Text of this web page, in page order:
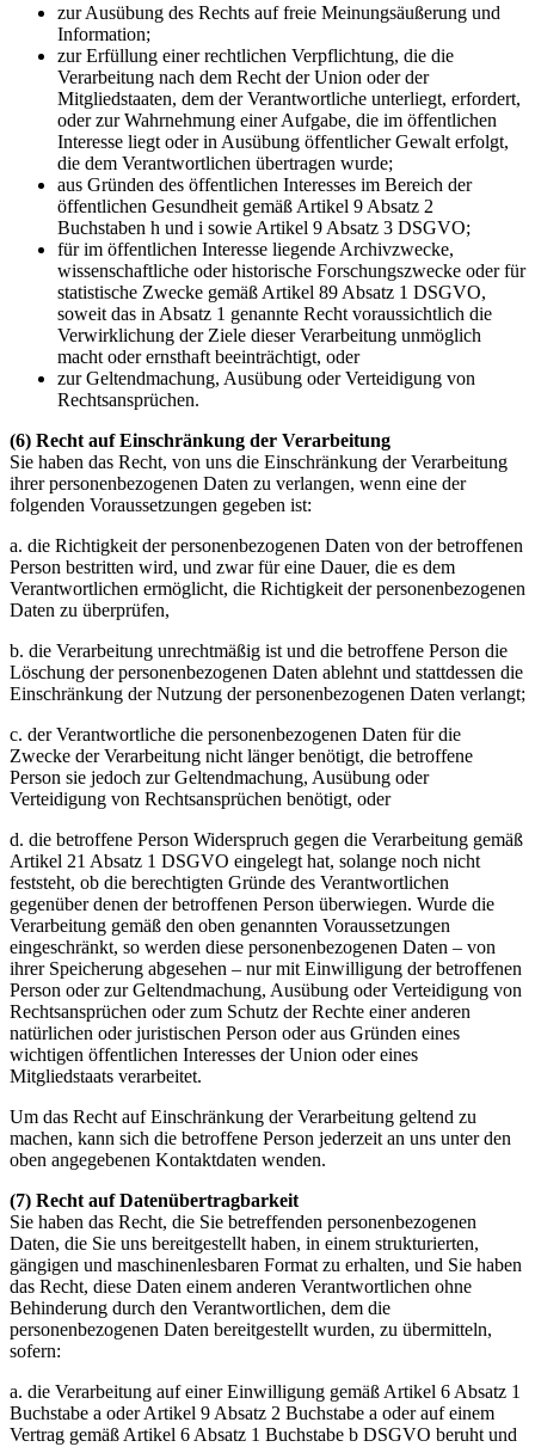
zur Ausübung des Rechts auf freie Meinungsäußerung und
Information;
zur Erfüllung einer rechtlichen Verpflichtung, die die
Verarbeitung nach dem Recht der Union oder der
Mitgliedstaaten, dem der Verantwortliche unterliegt, erfordert,
oder zur Wahrnehmung einer Aufgabe, die im öffentlichen
Interesse liegt oder in Ausübung öffentlicher Gewalt erfolgt,
die dem Verantwortlichen übertragen wurde;
aus Gründen des öffentlichen Interesses im Bereich der
öffentlichen Gesundheit gemäß Artikel 9 Absatz 2
Buchstaben h und i sowie Artikel 9 Absatz 3 DSGVO;
für im öffentlichen Interesse liegende Archivzwecke,
wissenschaftliche oder historische Forschungszwecke oder für
statistische Zwecke gemäß Artikel 89 Absatz 1 DSGVO,
soweit das in Absatz 1 genannte Recht voraussichtlich die
Verwirklichung der Ziele dieser Verarbeitung unmöglich
macht oder ernsthaft beeinträchtigt, oder
zur Geltendmachung, Ausübung oder Verteidigung von
Rechtsansprüchen.
(6) Recht auf Einschränkung der Verarbeitung
Sie haben das Recht, von uns die Einschränkung der Verarbeitung
ihrer personenbezogenen Daten zu verlangen, wenn eine der
folgenden Voraussetzungen gegeben ist:
a. die Richtigkeit der personenbezogenen Daten von der betroffenen
Person bestritten wird, und zwar für eine Dauer, die es dem
Verantwortlichen ermöglicht, die Richtigkeit der personenbezogenen
Daten zu überprüfen,
b. die Verarbeitung unrechtmäßig ist und die betroffene Person die
Löschung der personenbezogenen Daten ablehnt und stattdessen die
Einschränkung der Nutzung der personenbezogenen Daten verlangt;
c. der Verantwortliche die personenbezogenen Daten für die
Zwecke der Verarbeitung nicht länger benötigt, die betroffene
Person sie jedoch zur Geltendmachung, Ausübung oder
Verteidigung von Rechtsansprüchen benötigt, oder
d. die betroffene Person Widerspruch gegen die Verarbeitung gemäß
Artikel 21 Absatz 1 DSGVO eingelegt hat, solange noch nicht
feststeht, ob die berechtigten Gründe des Verantwortlichen
gegenüber denen der betroffenen Person überwiegen. Wurde die
Verarbeitung gemäß den oben genannten Voraussetzungen
eingeschränkt, so werden diese personenbezogenen Daten – von
ihrer Speicherung abgesehen – nur mit Einwilligung der betroffenen
Person oder zur Geltendmachung, Ausübung oder Verteidigung von
Rechtsansprüchen oder zum Schutz der Rechte einer anderen
natürlichen oder juristischen Person oder aus Gründen eines
wichtigen öffentlichen Interesses der Union oder eines
Mitgliedstaats verarbeitet.
Um das Recht auf Einschränkung der Verarbeitung geltend zu
machen, kann sich die betroffene Person jederzeit an uns unter den
oben angegebenen Kontaktdaten wenden.
(7) Recht auf Datenübertragbarkeit
Sie haben das Recht, die Sie betreffenden personenbezogenen
Daten, die Sie uns bereitgestellt haben, in einem strukturierten,
gängigen und maschinenlesbaren Format zu erhalten, und Sie haben
das Recht, diese Daten einem anderen Verantwortlichen ohne
Behinderung durch den Verantwortlichen, dem die
personenbezogenen Daten bereitgestellt wurden, zu übermitteln,
sofern:
a. die Verarbeitung auf einer Einwilligung gemäß Artikel 6 Absatz 1
Buchstabe a oder Artikel 9 Absatz 2 Buchstabe a oder auf einem
Vertrag gemäß Artikel 6 Absatz 1 Buchstabe b DSGVO beruht und